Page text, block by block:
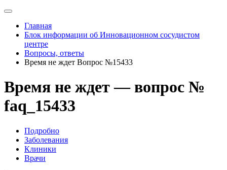
Главная
Блок информации об Инновационном сосудистом
центре
Вопросы, ответы
Время не ждет Вопрос №15433
Время не ждет — вопрос №
faq_15433
Подробно
Заболевания
Клиники
Врачи